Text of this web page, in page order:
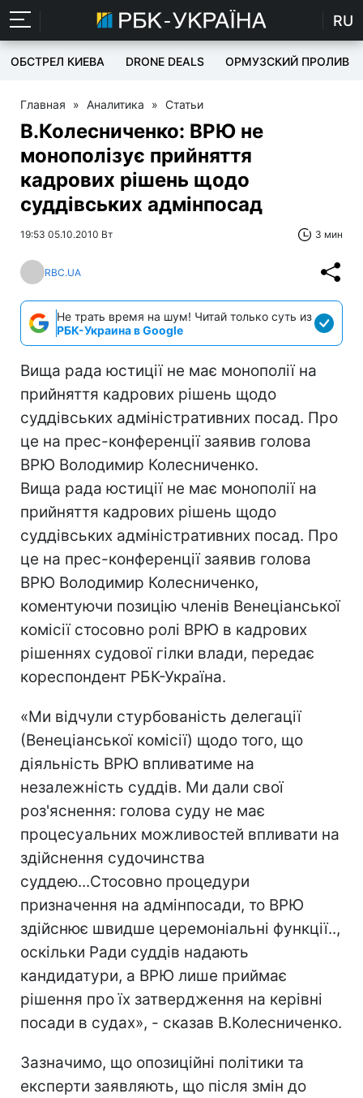
RU
ОБСТРЕЛ КИЕВА DRONE DEALS ОРМУЗСКИЙ ПРОЛИВ
Главная » Аналитика » Статьи
В.Колесниченко: ВРЮ не
монополізує прийняття
кадрових рішень щодо
суддівських адмінпосад
19:53 05.10.2010 Вт 3 мин
RBC.UA
Не трать время на шум! Читай только суть из
РБК-Украина в Google
Вища рада юстиції не має монополії на
прийняття кадрових рішень щодо
суддівських адміністративних посад. Про
це на прес-конференції заявив голова
ВРЮ Володимир Колесниченко.
Вища рада юстиції не має монополії на
прийняття кадрових рішень щодо
суддівських адміністративних посад. Про
це на прес-конференції заявив голова
ВРЮ Володимир Колесниченко,
коментуючи позицію членів Венеціанської
комісії стосовно ролі ВРЮ в кадрових
рішеннях судової гілки влади, передає
кореспондент РБК-Україна.
«Ми відчули стурбованість делегації
(Венеціанської комісії) щодо того, що
діяльність ВРЮ впливатиме на
незалежність суддів. Ми дали свої
роз'яснення: голова суду не має
процесуальних можливостей впливати на
здійснення судочинства
суддею...Стосовно процедури
призначення на адмінпосади, то ВРЮ
здійснює швидше церемоніальні функції..,
оскільки Ради суддів надають
кандидатури, а ВРЮ лише приймає
рішення про їх затвердження на керівні
посади в судах», - сказав В.Колесниченко.
Зазначимо, що опозиційні політики та
експерти заявляють, що після змін до